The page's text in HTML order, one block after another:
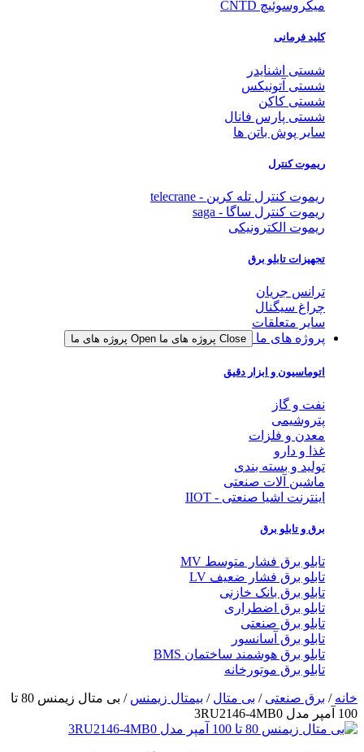
میکروسوئیچ CNTD
کلید فرمانی
شستی اشنایدر
شستی آتونیکس
شستی کاکن
شستی پارس فانال
سایر پوش باتن ها
ریموت کنترل
ریموت کنترل تله کرین - telecrane
ریموت کنترل ساگا - saga
ریموت الکترونیکی
تجهیزات تابلو برق
ترانس جریان
چراغ سیگنال
سایر متعلقات
پروژه های ما
Close پروژه های ما Open پروژه های ما
اتوماسیون و ابزار دقیق
نفت و گاز
پتروشیمی
معدن و فلزات
غذا و دارو
تولید و بسته بندی
ماشین آلات صنعتی
اینترنت اشیا صنعتی - IIOT
برق و تابلو برق
تابلو برق فشار متوسط MV
تابلو برق فشار ضعیف LV
تابلو برق بانک خازنی
تابلو برق اضطراری
تابلو برق صنعتی
تابلو برق آسانسور
تابلو برق هوشمند ساختمان BMS
تابلو برق موتورخانه
خانه / برق صنعتی / بی متال / بیمتال زیمنس
/ بی متال زیمنس 80 تا
100 آمپر مدل 3RU2146-4MB0